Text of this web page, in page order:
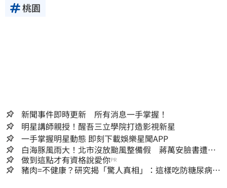
桃園
新聞事件即時更新 所有消息一手掌握！
明星講師親授！醒吾三立學院打造影視新星
一手掌握明星動態 即刻下載娛樂星聞APP
白海豚風雨大！北市沒放颱風整備假 蔣萬安臉書遭網
友灌爆：標準在哪？
做到這點才有資格說愛你PR
豬肉=不健康？研究揭「驚人真相」：這樣吃防糖尿病、